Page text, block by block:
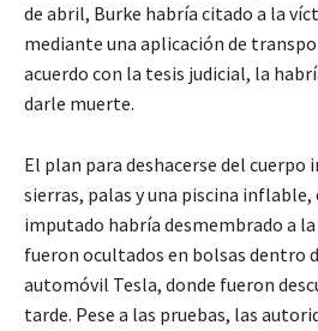
de abril, Burke habría citado a la
mediante una aplicación de
acuerdo con la tesis judicial, la
darle muerte.
El plan para deshacerse del cuerpo
sierras, palas y una piscina
imputado habría desmembrado a
fueron ocultados en bolsas dentro
automóvil Tesla, donde fueron
tarde. Pese a las pruebas, las